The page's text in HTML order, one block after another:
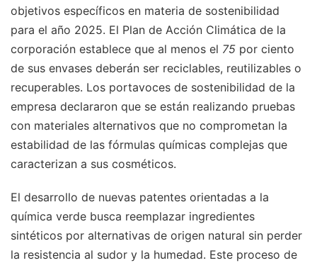
objetivos específicos en materia de sostenibilidad
para el año 2025. El Plan de Acción Climática de la
corporación establece que al menos el 75 por ciento
de sus envases deberán ser reciclables, reutilizables o
recuperables. Los portavoces de sostenibilidad de la
empresa declararon que se están realizando pruebas
con materiales alternativos que no comprometan la
estabilidad de las fórmulas químicas complejas que
caracterizan a sus cosméticos.
El desarrollo de nuevas patentes orientadas a la
química verde busca reemplazar ingredientes
sintéticos por alternativas de origen natural sin perder
la resistencia al sudor y la humedad. Este proceso de